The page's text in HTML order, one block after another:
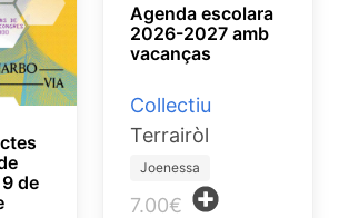
de
Agenda escolara
2026-2027 amb
vacanças
Collectiu
Terrairòl
Joenessa
7.00€